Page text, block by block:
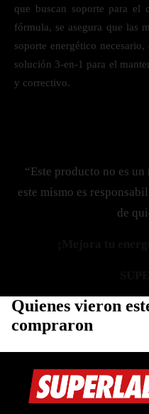
que buscan soporte para
fórmula, se asegura que las
soporte energético
solución 3-en-1 para el
y correctivo.
“Este producto no es
este mismo es
de
Quienes vieron
compraron